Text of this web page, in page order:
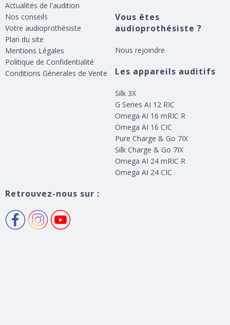
Actualités de l'audition
Nos conseils
Votre audioprothésiste
Plan du site
Mentions Légales
Politique de Confidentialité
Conditions Génerales de Vente
Vous êtes
audioprothésiste ?
Nous rejoindre
Les appareils auditifs
Silk 3X
G Series AI 12 RIC
Omega AI 16 mRIC R
Omega AI 16 CIC
Pure Charge & Go 7IX
Silk Charge & Go 7IX
Omega AI 24 mRIC R
Omega AI 24 CIC
Retrouvez-nous sur :